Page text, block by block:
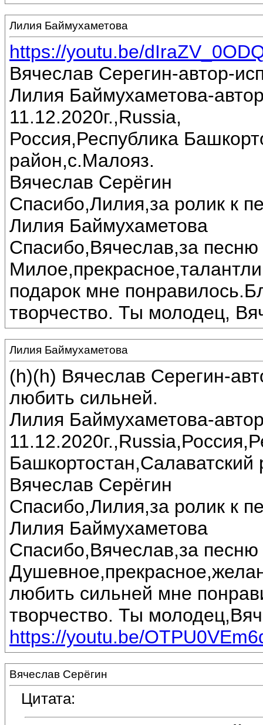
Лилия Баймухаметова
https://youtu.be/
Вячеслав Серегин-автор-
Лилия Баймухаметова-
11.12.2020г.,Russia,
Россия,Республика
район,с.Малояз.
Вячеслав Серёгин
Спасибо,Лилия,за ролик к
Лилия Баймухаметова
Спасибо,Вячеслав,за песню
подарок мне
творчество. Ты молодец,
Лилия Баймухаметова
(h)(h) Вячеслав Серегин-
любить сильней.
Лилия Баймухаметова-
Вячеслав Серёгин
Спасибо,Лилия,за ролик к
Лилия Баймухаметова
Спасибо,Вячеслав,за песню
любить сильней мне
творчество. Ты
https://youtu.be/
Вячеслав Серёгин
Цитата: